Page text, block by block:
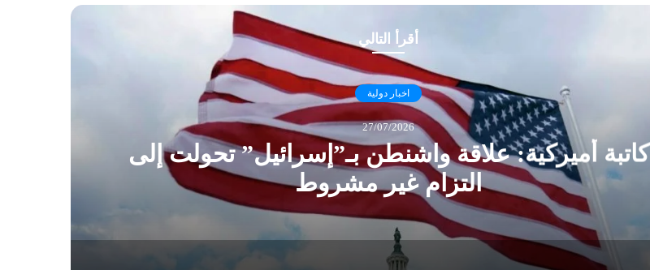
أقرأ التالي
اخبار دولية
27/07/2026
كاتبة أميركية: علاقة واشنطن بـ”إسرائيل” تحولت إلى
التزام غير مشروط